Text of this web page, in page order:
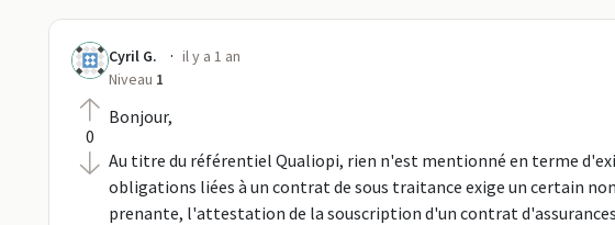
0
Cyril G. · il y a 1 an
Niveau 1
Bonjour,
Au titre du référentiel Qualiopi, rien n'est mentionné en terme
obligations liées à un contrat de sous traitance exige un certain
prenante, l'attestation de la souscription d'un contrat